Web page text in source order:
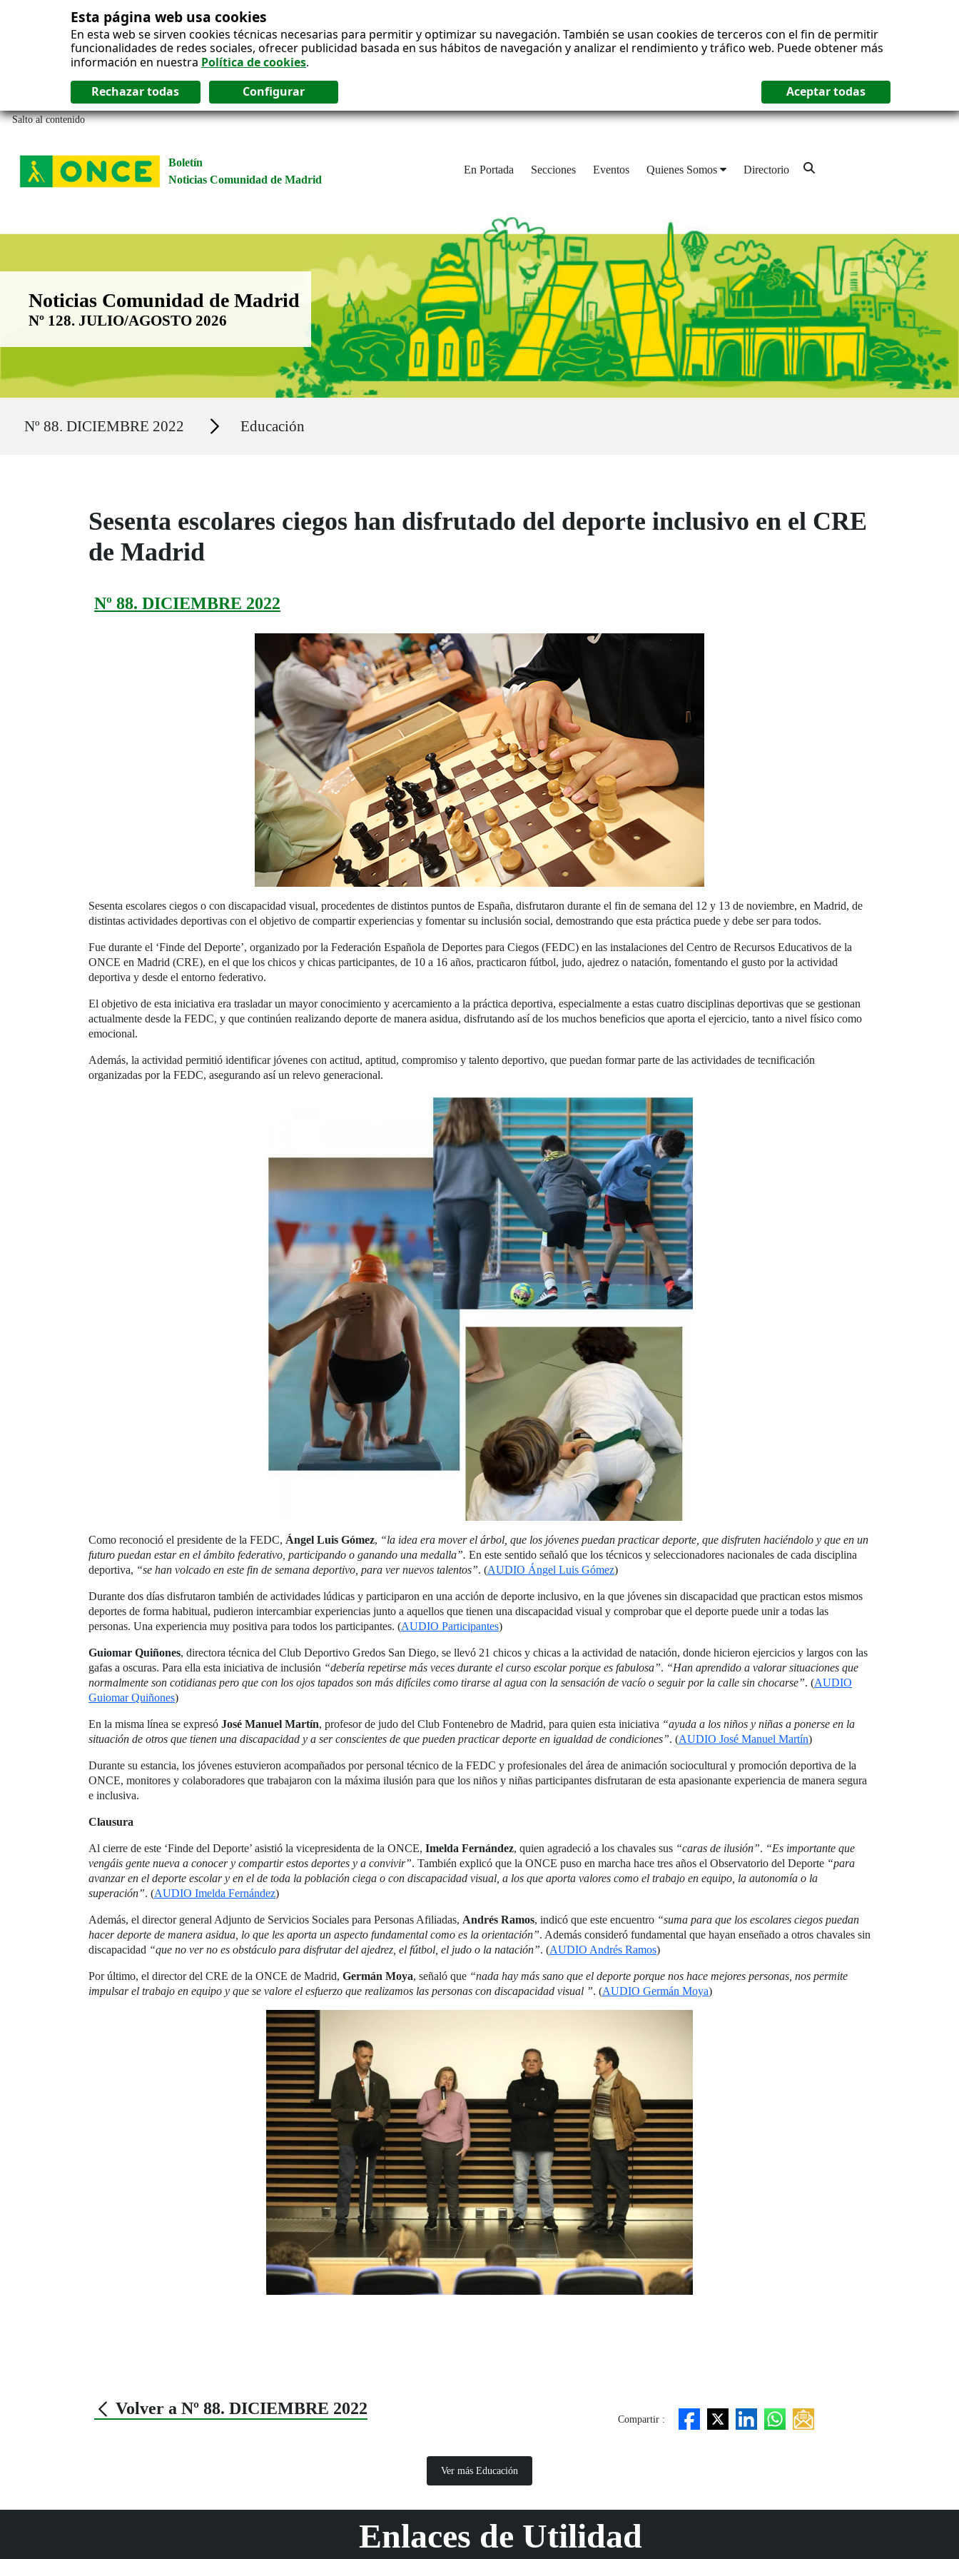
Esta página web usa cookies
En esta web se sirven cookies técnicas necesarias para permitir y optimizar su navegación. También se usan cookies de terceros con el fin de permitir
funcionalidades de redes sociales, ofrecer publicidad basada en sus hábitos de navegación y analizar el rendimiento y tráfico web. Puede obtener más
información en nuestra Política de cookies.
Salto al contenido
Boletín
Noticias Comunidad de Madrid
En Portada Secciones Eventos Quienes Somos Directorio
Boletín Noticias Comunidad de Madrid
Noticias Comunidad de Madrid
Nº 128. JULIO/AGOSTO 2026
Nº 88. DICIEMBRE 2022 Secciones Educación
Sesenta escolares ciegos han disfrutado del deporte inclusivo en el CRE
de Madrid
Nº 88. DICIEMBRE 2022
Sesenta escolares ciegos o con discapacidad visual, procedentes de distintos puntos de España, disfrutaron durante el fin de semana del 12 y 13 de noviembre, en Madrid, de
distintas actividades deportivas con el objetivo de compartir experiencias y fomentar su inclusión social, demostrando que esta práctica puede y debe ser para todos.
Fue durante el ‘Finde del Deporte’, organizado por la Federación Española de Deportes para Ciegos (FEDC) en las instalaciones del Centro de Recursos Educativos de la
ONCE en Madrid (CRE), en el que los chicos y chicas participantes, de 10 a 16 años, practicaron fútbol, judo, ajedrez o natación, fomentando el gusto por la actividad
deportiva y desde el entorno federativo.
El objetivo de esta iniciativa era trasladar un mayor conocimiento y acercamiento a la práctica deportiva, especialmente a estas cuatro disciplinas deportivas que se gestionan
actualmente desde la FEDC, y que continúen realizando deporte de manera asidua, disfrutando así de los muchos beneficios que aporta el ejercicio, tanto a nivel físico como
emocional.
Además, la actividad permitió identificar jóvenes con actitud, aptitud, compromiso y talento deportivo, que puedan formar parte de las actividades de tecnificación
organizadas por la FEDC, asegurando así un relevo generacional.
Como reconoció el presidente de la FEDC, Ángel Luis Gómez, “la idea era mover el árbol, que los jóvenes puedan practicar deporte, que disfruten haciéndolo y que en un
futuro puedan estar en el ámbito federativo, participando o ganando una medalla”. En este sentido señaló que los técnicos y seleccionadores nacionales de cada disciplina
deportiva, “se han volcado en este fin de semana deportivo, para ver nuevos talentos”. (AUDIO Ángel Luis Gómez)
Durante dos días disfrutaron también de actividades lúdicas y participaron en una acción de deporte inclusivo, en la que jóvenes sin discapacidad que practican estos mismos
deportes de forma habitual, pudieron intercambiar experiencias junto a aquellos que tienen una discapacidad visual y comprobar que el deporte puede unir a todas las
personas. Una experiencia muy positiva para todos los participantes. (AUDIO Participantes)
Guiomar Quiñones, directora técnica del Club Deportivo Gredos San Diego, se llevó 21 chicos y chicas a la actividad de natación, donde hicieron ejercicios y largos con las
gafas a oscuras. Para ella esta iniciativa de inclusión “debería repetirse más veces durante el curso escolar porque es fabulosa”. “Han aprendido a valorar situaciones que
normalmente son cotidianas pero que con los ojos tapados son más difíciles como tirarse al agua con la sensación de vacío o seguir por la calle sin chocarse”. (AUDIO
Guiomar Quiñones)
En la misma línea se expresó José Manuel Martín, profesor de judo del Club Fontenebro de Madrid, para quien esta iniciativa “ayuda a los niños y niñas a ponerse en la
situación de otros que tienen una discapacidad y a ser conscientes de que pueden practicar deporte en igualdad de condiciones”. (AUDIO José Manuel Martín)
Durante su estancia, los jóvenes estuvieron acompañados por personal técnico de la FEDC y profesionales del área de animación sociocultural y promoción deportiva de la
ONCE, monitores y colaboradores que trabajaron con la máxima ilusión para que los niños y niñas participantes disfrutaran de esta apasionante experiencia de manera segura
e inclusiva.
Clausura
Al cierre de este ‘Finde del Deporte’ asistió la vicepresidenta de la ONCE, Imelda Fernández, quien agradeció a los chavales sus “caras de ilusión”. “Es importante que
vengáis gente nueva a conocer y compartir estos deportes y a convivir”. También explicó que la ONCE puso en marcha hace tres años el Observatorio del Deporte “para
avanzar en el deporte escolar y en el de toda la población ciega o con discapacidad visual, a los que aporta valores como el trabajo en equipo, la autonomía o la
superación”. (AUDIO Imelda Fernández)
Además, el director general Adjunto de Servicios Sociales para Personas Afiliadas, Andrés Ramos, indicó que este encuentro “suma para que los escolares ciegos puedan
hacer deporte de manera asidua, lo que les aporta un aspecto fundamental como es la orientación”. Además consideró fundamental que hayan enseñado a otros chavales sin
discapacidad “que no ver no es obstáculo para disfrutar del ajedrez, el fútbol, el judo o la natación”. (AUDIO Andrés Ramos)
Por último, el director del CRE de la ONCE de Madrid, Germán Moya, señaló que “nada hay más sano que el deporte porque nos hace mejores personas, nos permite
impulsar el trabajo en equipo y que se valore el esfuerzo que realizamos las personas con discapacidad visual ”. (AUDIO Germán Moya)
Volver a Nº 88. DICIEMBRE 2022
Compartir :
Ver más Educación
Enlaces de Utilidad